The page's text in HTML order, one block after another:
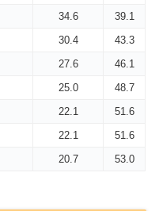
34.6
39.1
30.4
43.3
27.6
46.1
25.0
48.7
22.1
51.6
22.1
51.6
20.7 53.0